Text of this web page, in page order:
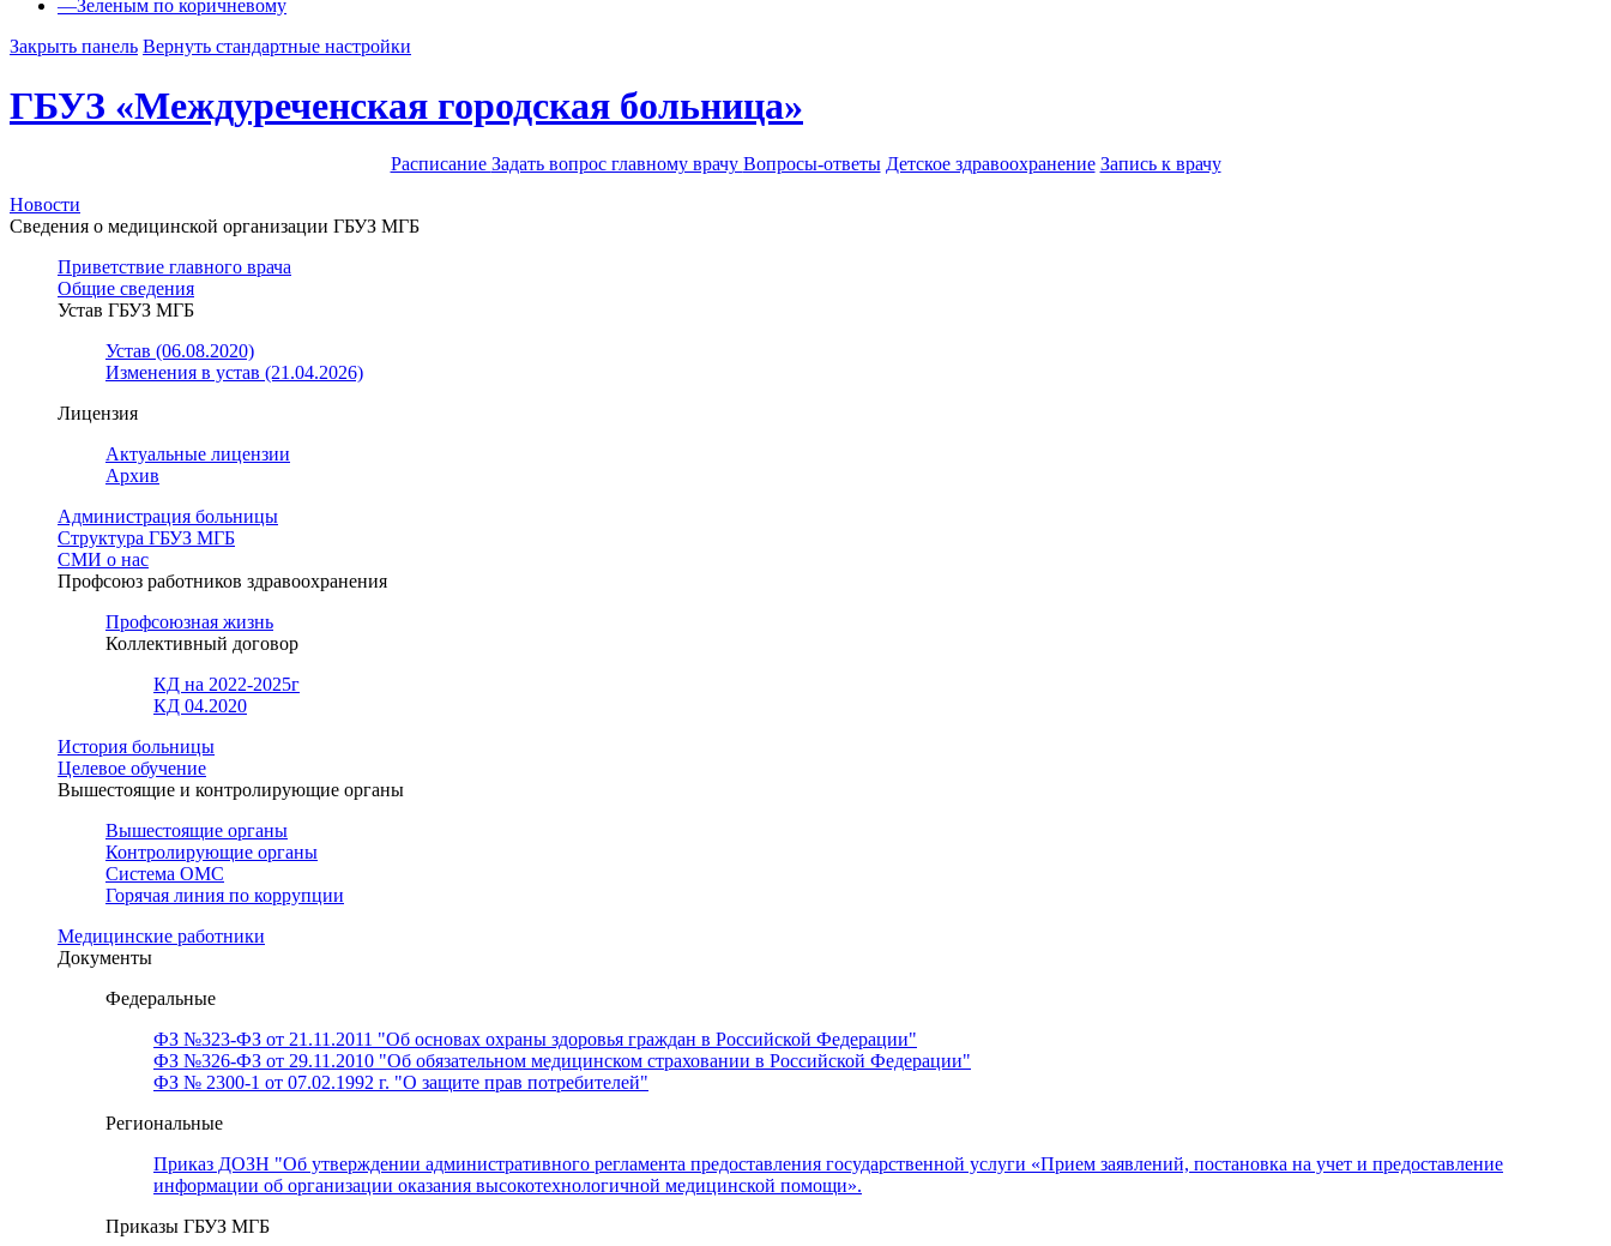
—Зеленым по коричневому
Закрыть панель Вернуть стандартные настройки
ГБУЗ «Междуреченская городская больница»
Расписание Задать вопрос главному врачу Вопросы-ответы Детское здравоохранение Запись к врачу
Новости
Сведения о медицинской организации ГБУЗ МГБ
Приветствие главного врача
Общие сведения
Устав ГБУЗ МГБ
Устав (06.08.2020)
Изменения в устав (21.04.2026)
Лицензия
Актуальные лицензии
Архив
Администрация больницы
Структура ГБУЗ МГБ
СМИ о нас
Профсоюз работников здравоохранения
Профсоюзная жизнь
Коллективный договор
КД на 2022-2025г
КД 04.2020
История больницы
Целевое обучение
Вышестоящие и контролирующие органы
Вышестоящие органы
Контролирующие органы
Система ОМС
Горячая линия по коррупции
Медицинские работники
Документы
Федеральные
ФЗ №323-ФЗ от 21.11.2011 "Об основах охраны здоровья граждан в Российской Федерации"
ФЗ №326-ФЗ от 29.11.2010 "Об обязательном медицинском страховании в Российской Федерации"
ФЗ № 2300-1 от 07.02.1992 г. "О защите прав потребителей"
Региональные
Приказ ДОЗН "Об утверждении административного регламента предоставления государственной услуги «Прием заявлений, постановка на учет и предоставление
информации об организации оказания высокотехнологичной медицинской помощи».
Приказы ГБУЗ МГБ